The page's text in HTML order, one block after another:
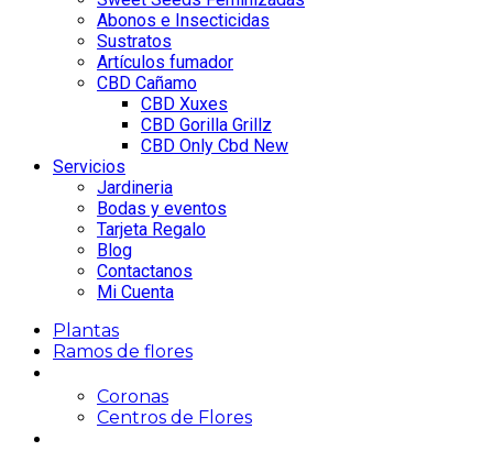
Abonos e Insecticidas
Sustratos
Artículos fumador
CBD Cañamo
CBD Xuxes
CBD Gorilla Grillz
CBD Only Cbd New
Servicios
Jardineria
Bodas y eventos
Tarjeta Regalo
Blog
Contactanos
Mi Cuenta
Plantas
Ramos de flores
Coronas
Centros de Flores